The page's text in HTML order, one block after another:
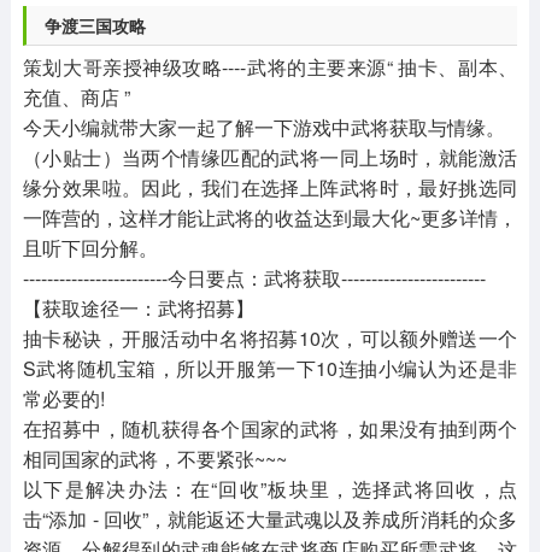
争渡三国攻略
策划大哥亲授神级攻略----武将的主要来源“ 抽卡、副本、
充值、商店 ”
今天小编就带大家一起了解一下游戏中武将获取与情缘。
（小贴士）当两个情缘匹配的武将一同上场时，就能激活
缘分效果啦。因此，我们在选择上阵武将时，最好挑选同
一阵营的，这样才能让武将的收益达到最大化~更多详情，
且听下回分解。
------------------------今日要点：武将获取------------------------
【获取途径一：武将招募】
抽卡秘诀，开服活动中名将招募10次，可以额外赠送一个
S武将随机宝箱，所以开服第一下10连抽小编认为还是非
常必要的!
在招募中，随机获得各个国家的武将，如果没有抽到两个
相同国家的武将，不要紧张~~~
以下是解决办法：在“回收”板块里，选择武将回收，点
击“添加 - 回收”，就能返还大量武魂以及养成所消耗的众多